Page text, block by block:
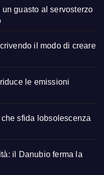
guasto al servosterzo
il modo di creare
le emissioni
sfida lobsolescenza
il Danubio ferma la